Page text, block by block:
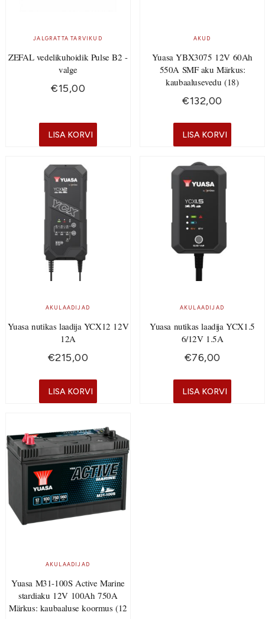
JALGRATTA TARVIKUD
ZEFAL vedelikuhoidik Pulse B2 -
valge
€15,00
LISA KORVI
AKUD
Yuasa YBX3075 12V 60Ah
550A SMF aku Märkus:
kaubaalusevedu (18)
€132,00
LISA KORVI
AKULAADIJAD
Yuasa nutikas laadija YCX12 12V
12A
€215,00
LISA KORVI
AKULAADIJAD
Yuasa nutikas laadija YCX1.5
6/12V 1.5A
€76,00
LISA KORVI
AKULAADIJAD
Yuasa M31-100S Active Marine
stardiaku 12V 100Ah 750A
Märkus: kaubaaluse koormus (12